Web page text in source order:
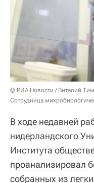
© РИА Новости / Виталий
Сотрудница
В ходе недавней
нидерландского
Института
проанализировал
собранных из